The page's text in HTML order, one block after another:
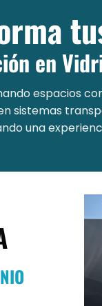
en
espacios
sistemas
una